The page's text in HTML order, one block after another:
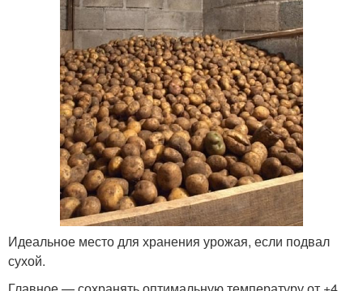
Идеальное место для хранения урожая, если подвал
сухой.